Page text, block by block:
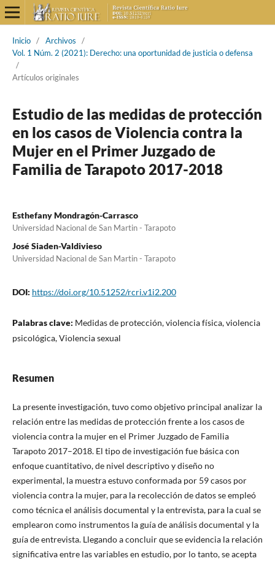
Inicio / Archivos
/
Vol. 1 Núm. 2 (2021): Derecho: una oportunidad de justicia o defensa
/
Artículos originales
Estudio de las medidas de protección
en los casos de Violencia contra la
Mujer en el Primer Juzgado de
Familia de Tarapoto 2017-2018
Esthefany Mondragón-Carrasco
Universidad Nacional de San Martin - Tarapoto
José Siaden-Valdivieso
Universidad Nacional de San Martin - Tarapoto
DOI: https://doi.org/10.51252/rcri.v1i2.200
Palabras clave: Medidas de protección, violencia física, violencia
psicológica, Violencia sexual
Resumen
La presente investigación, tuvo como objetivo principal analizar la
relación entre las medidas de protección frente a los casos de
violencia contra la mujer en el Primer Juzgado de Familia
Tarapoto 2017–2018. El tipo de investigación fue básica con
enfoque cuantitativo, de nivel descriptivo y diseño no
experimental, la muestra estuvo conformada por 59 casos por
violencia contra la mujer, para la recolección de datos se empleó
como técnica el análisis documental y la entrevista, para la cual se
emplearon como instrumentos la guía de análisis documental y la
guía de entrevista. Llegando a concluir que se evidencia la relación
significativa entre las variables en estudio, por lo tanto, se acepta